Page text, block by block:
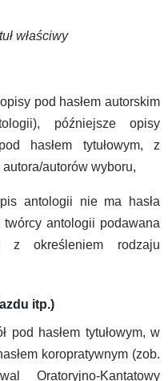
właściwy
pod hasłem autorskim
późniejsze opisy
hasłem tytułowym, z
autora/autorów wyboru,
antologii nie ma hasła
antologii podawana
określeniem rodzaju
itp.)
pod hasłem tytułowym, w
koropratywnym (zob.
Oratoryjno-Kantatowy